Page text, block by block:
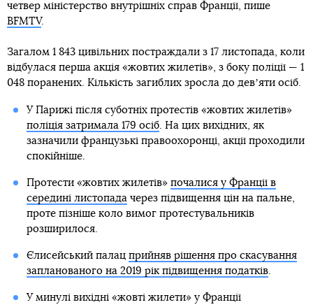
четвер міністерство внутрішніх справ Франції, пише
BFMTV.
Загалом 1 843 цивільних постраждали з 17 листопада, коли
відбулася перша акція «жовтих жилетів», з боку поліції — 1
048 поранених. Кількість загиблих зросла до девʼяти осіб.
У Парижі після суботніх протестів «жовтих жилетів»
поліція затримала 179 осіб. На цих вихідних, як
зазначили французькі правоохоронці, акції проходили
спокійніше.
Протести «жовтих жилетів» почалися у Франції в
середині листопадачерез підвищення цін на пальне,
проте пізніше коло вимог протестувальників
розширилося.
Єлисейський палац прийняв рішення про скасування
запланованого на 2019 рік підвищення податків.
У минулі вихідні «жовті жилети» у Франції